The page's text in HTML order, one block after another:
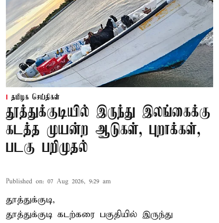
தமிழக செய்திகள்
தூத்துக்குடியில் இருந்து இலங்கைக்கு
கடத்த முயன்ற ஆடுகள், புறாக்கள்,
படகு பறிமுதல்
Published on: 07 Aug 2026, 9:29 am
தூத்துக்குடி,
தூத்துக்குடி கடற்கரை பகுதியில் இருந்து